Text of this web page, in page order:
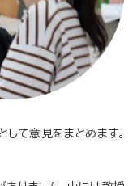
て意見をまとめます。